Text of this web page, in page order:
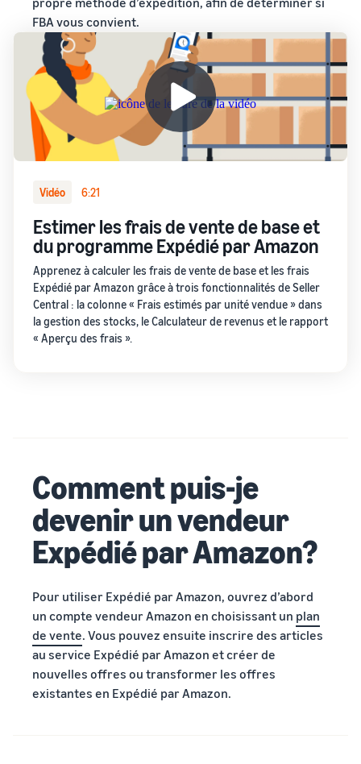
FBA vous convient.
Vidéo 6:21
Estimer les frais de vente de base et
du programme Expédié par Amazon
Apprenez à calculer les frais de vente de base et les frais
Expédié par Amazon grâce à trois fonctionnalités de Seller
Central : la colonne « Frais estimés par unité vendue » dans
la gestion des stocks, le Calculateur de revenus et le rapport
« Aperçu des frais ».
Comment puis-je
devenir un vendeur
Expédié par Amazon?
Pour utiliser Expédié par Amazon, ouvrez d’abord
un compte vendeur Amazon en choisissant un plan
de vente. Vous pouvez ensuite inscrire des articles
au service Expédié par Amazon et créer de
nouvelles offres ou transformer les offres
existantes en Expédié par Amazon.